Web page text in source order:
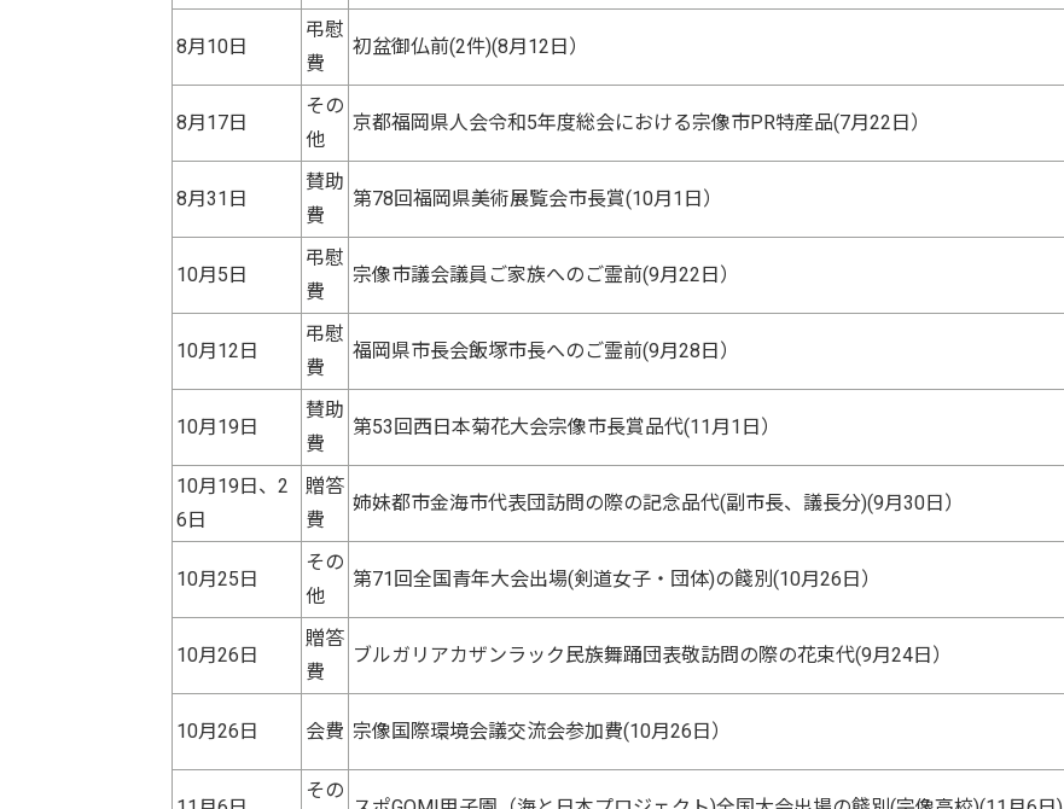
8月10日
弔慰
費
初盆御仏前(2件)(8月12日）
8月17日
その
他
京都福岡県人会令和5年度総会における宗像市PR特産品(7月22日）
8月31日
賛助
費
第78回福岡県美術展覧会市長賞(10月1日）
10月5日
弔慰
費
宗像市議会議員ご家族へのご霊前(9月22日）
10月12日
弔慰
費
福岡県市長会飯塚市長へのご霊前(9月28日）
10月19日
賛助
費
第53回西日本菊花大会宗像市長賞品代(11月1日）
10月19日、2
6日
贈答
費
姉妹都市金海市代表団訪問の際の記念品代(副市長、議長分)(9月30日）
10月25日
その
他
第71回全国青年大会出場(剣道女子・団体)の餞別(10月26日）
10月26日
贈答
費
ブルガリアカザンラック民族舞踊団表敬訪問の際の花束代(9月24日）
10月26日 会費 宗像国際環境会議交流会参加費(10月26日）
その